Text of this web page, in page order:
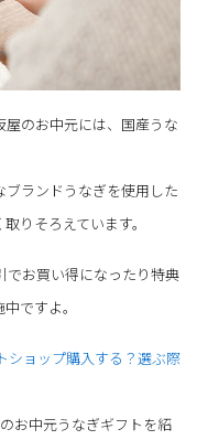
のお中元には、国産うな
ランドうなぎを使用した
りそろえています。
でお買い得になったり特典
ですよ。
ショップ購入する？選ぶ際
お中元うなぎギフトを紹